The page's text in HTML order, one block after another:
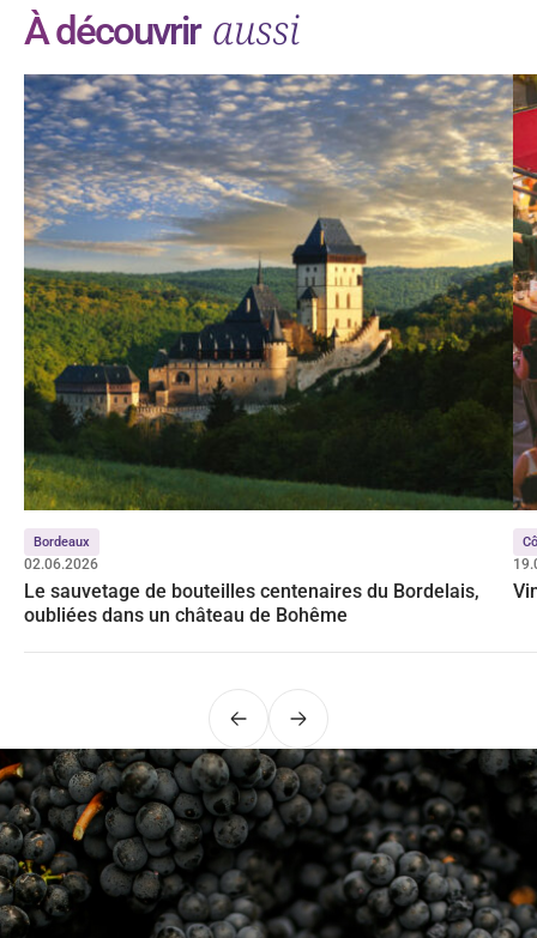
À découvrir aussi
Bordeaux
02.06.2026
Le sauvetage de bouteilles centenaires du Bordelais,
oubliées dans un château de Bohême
PrécédentSuivant